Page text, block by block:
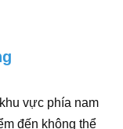
vực phía nam
đến không thể